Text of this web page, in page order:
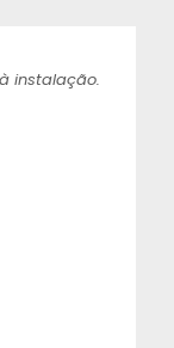
instalação.